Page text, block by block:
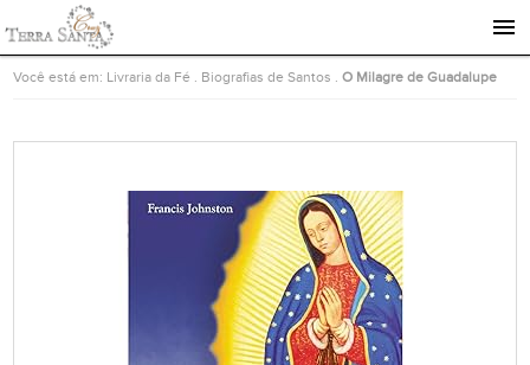
Ir para a página inicial
Você está em: Livraria da Fé Biografias de Santos .O Milagre de Guadalupe